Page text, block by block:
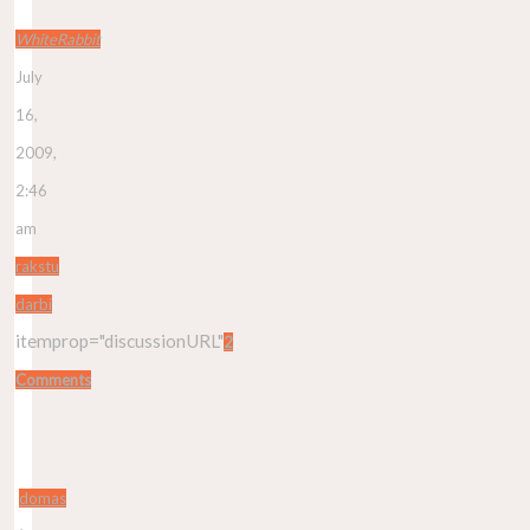
WhiteRabbit
July
16,
2009,
2:46
am
rakstu
darbi
itemprop="discussionURL"2
Comments
domas